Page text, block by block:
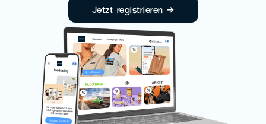
Jetzt registrieren →